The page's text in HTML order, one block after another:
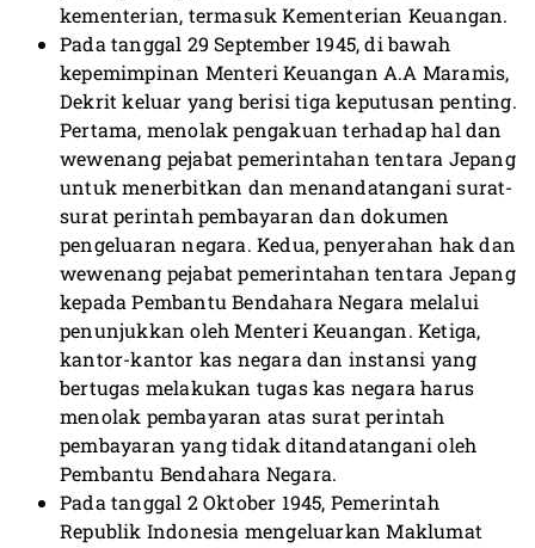
kementerian, termasuk Kementerian Keuangan.
Pada tanggal 29 September 1945, di bawah
kepemimpinan Menteri Keuangan A.A Maramis,
Dekrit keluar yang berisi tiga keputusan penting.
Pertama, menolak pengakuan terhadap hal dan
wewenang pejabat pemerintahan tentara Jepang
untuk menerbitkan dan menandatangani surat-
surat perintah pembayaran dan dokumen
pengeluaran negara. Kedua, penyerahan hak dan
wewenang pejabat pemerintahan tentara Jepang
kepada Pembantu Bendahara Negara melalui
penunjukkan oleh Menteri Keuangan. Ketiga,
kantor-kantor kas negara dan instansi yang
bertugas melakukan tugas kas negara harus
menolak pembayaran atas surat perintah
pembayaran yang tidak ditandatangani oleh
Pembantu Bendahara Negara.
Pada tanggal 2 Oktober 1945, Pemerintah
Republik Indonesia mengeluarkan Maklumat